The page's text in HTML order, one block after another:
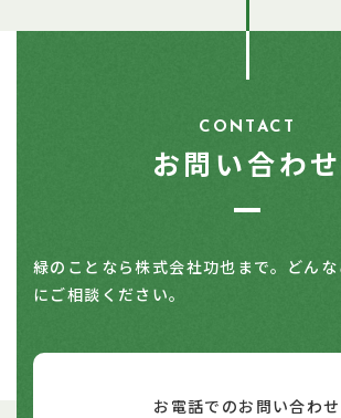
CONTACT
お問い合わせ
緑のことなら株式会社功也まで。どん
にご相談ください。
お電話でのお問い合わせ